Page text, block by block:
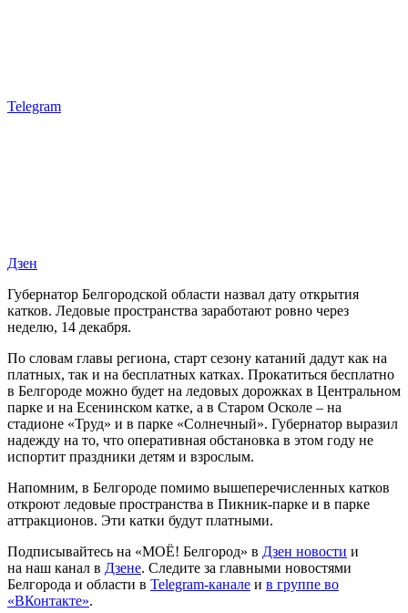
Telegram
Дзен
Губернатор Белгородской области назвал дату открытия
катков. Ледовые пространства заработают ровно через
неделю, 14 декабря.
По словам главы региона, старт сезону катаний дадут как на
платных, так и на бесплатных катках. Прокатиться бесплатно
в Белгороде можно будет на ледовых дорожках в Центральном
парке и на Есенинском катке, а в Старом Осколе – на
стадионе «Труд» и в парке «Солнечный». Губернатор выразил
надежду на то, что оперативная обстановка в этом году не
испортит праздники детям и взрослым.
Напомним, в Белгороде помимо вышеперечисленных катков
откроют ледовые пространства в Пикник-парке и в парке
аттракционов. Эти катки будут платными.
Подписывайтесь на «МОЁ! Белгород» в Дзен новости и
на наш канал в Дзене. Cледите за главными новостями
Белгорода и области в Telegram-канале и в группе во
«ВКонтакте».